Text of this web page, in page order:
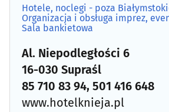
Hotele, noclegi - poza
Organizacja i obsługa imprez,
Sala bankietowa
Al. Niepodległości 6
16-030 Supraśl
85 710 83 94, 501 416 648
www.hotelknieja.pl